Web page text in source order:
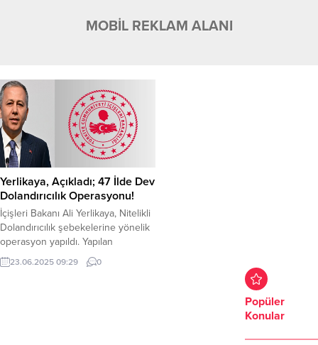
MOBİL REKLAM ALANI
Yerlikaya, Açıkladı; 47 İlde Dev
Dolandırıcılık Operasyonu!
İçişleri Bakanı Ali Yerlikaya, Nitelikli
Dolandırıcılık şebekelerine yönelik
operasyon yapıldı. Yapılan
operasyonda 181 Şahıs tutuklandı.
47 ilde Nitelikli Dolandırıcılık
23.06.2025 09:29 0
Popüler
Konular